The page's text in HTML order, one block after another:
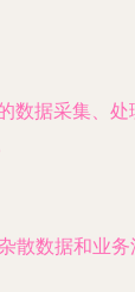
数据采集、
数据和业